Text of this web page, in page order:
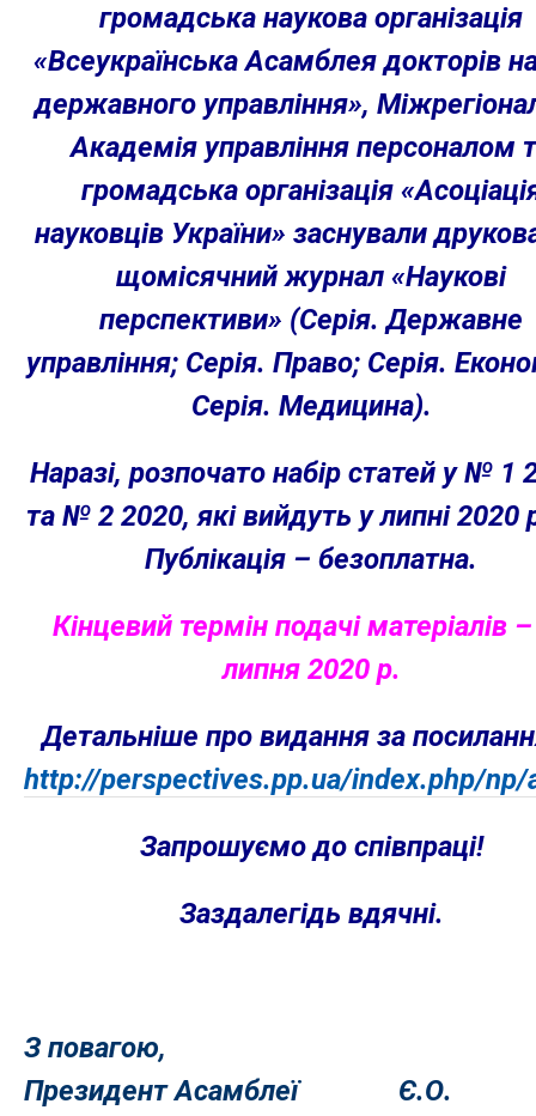
громадська наукова організація
«Всеукраїнська Асамблея докторів
державного управління»,
Академія управління персоналом
громадська організація
науковців України» заснували
щомісячний журнал «Наукові
перспективи» (Серія. Державне
управління; Серія. Право; Серія.
Серія. Медицина).
Наразі, розпочато набір статей у № 1
та № 2 2020, які вийдуть у липні 2020
Публікація – безоплатна.
Кінцевий термін подачі матеріалів
липня 2020 р.
Детальніше про видання за
http://perspectives.pp.ua/index.php/np/
Запрошуємо до співпраці!
Заздалегідь вдячні.
З повагою,
Президент Асамблеї Є.О.